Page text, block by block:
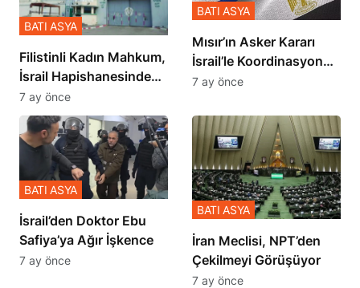
Filistinli Kadın Mahkum,
İsrail Hapishanesindeki
Zulmü Anlattı
BATI ASYA
7 ay önce
Mısır’ın Asker Kararı
İsrail’le Koordinasyon
İçinde Gerçekleşmiş
BATI ASYA
7 ay önce
İsrail’den Doktor Ebu
Safiya’ya Ağır İşkence
BATI ASYA
7 ay önce
İran Meclisi, NPT’den
Çekilmeyi Görüşüyor
BATI ASYA
7 ay önce